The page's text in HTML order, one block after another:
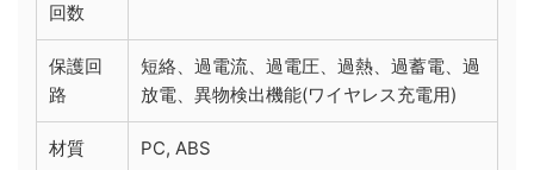
回数
保護回
路
短絡、過電流、過電圧、過熱、過蓄電、過
放電、異物検出機能(ワイヤレス充電用)
材質 PC, ABS